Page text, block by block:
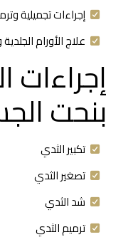
إجراءات تجميلية
علاج الأورام
إجراءات
بنحت
تكبير الثدي
تصغير الثدي
شد الثدي
ترميم الثدي